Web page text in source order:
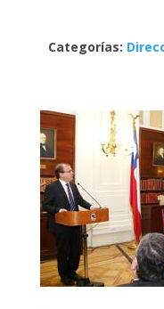
Categorías: